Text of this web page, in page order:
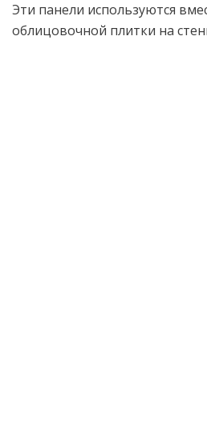
Эти панели используются
облицовочной плитки на